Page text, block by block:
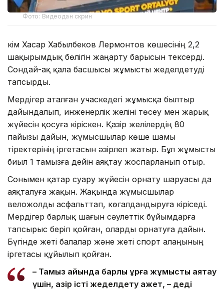
Фото: Видеодан скрин
Әкім Хасар Хабылбеков Лермонтов көшесінің 2,2
шақырымдық бөлігін жаңарту барысын тексерді.
Сондай-ақ қала басшысы жұмысты жеделдетуді
тапсырды.
Мердігер аталған учаскедегі жұмысқа былтыр
дайындалып, инженерлік желіні төсеу мен жарық
жүйесін қосуға кіріскен. Қазір желілердің 80
пайызы дайын, жұмысшылар көше шамы
тіректерінің іргетасын әзірлеп жатыр. Бұл жұмысты
биыл 1 тамызға дейін аяқтау жоспарланып отыр.
Сонымен қатар суару жүйесін орнату шаруасы да
аяқталуға жақын. Жақында жұмысшылар
веложолды асфальттап, көгалдандыруға кіріседі.
Мердігер барлық шағын сәулеттік бұйымдарға
тапсырыс беріп қойған, оларды орнатуға дайын.
Бүгінде жеті балалар және жеті спорт алаңының
іргетасы құйылып қойған.
– Тамыз айында барлық құрғақ жұмысты аяқтау
үшін, қазір істі жеделдету қажет, – деді